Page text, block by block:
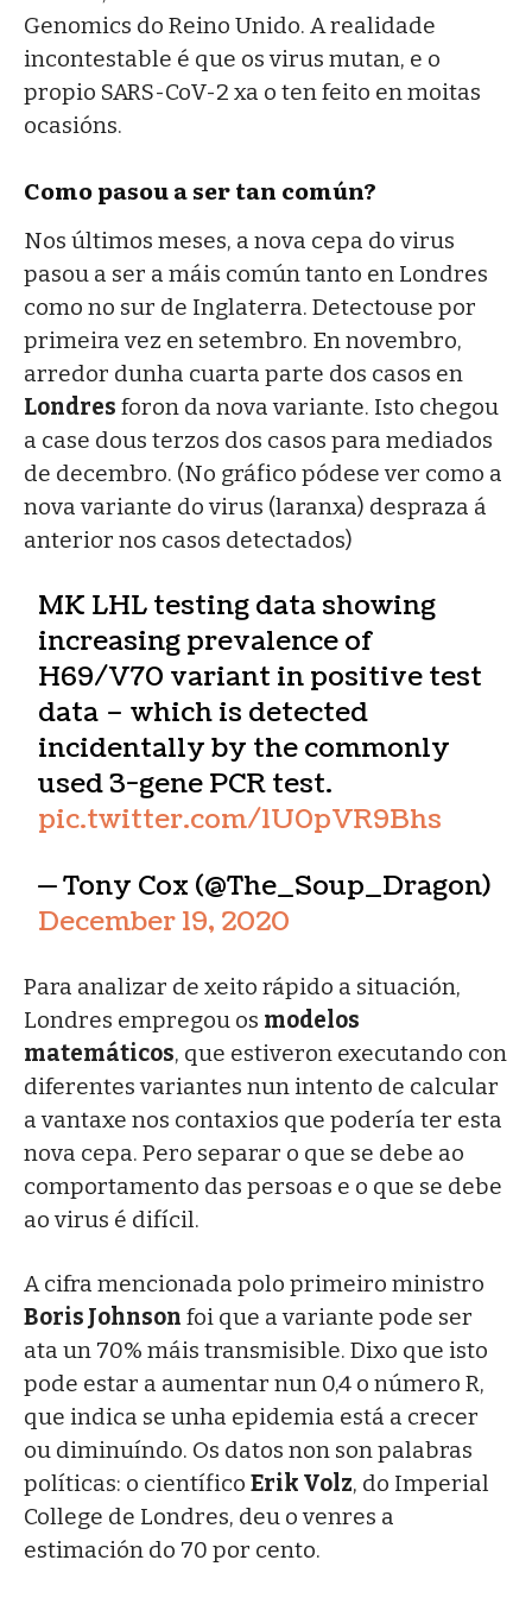
Genomics do Reino Unido. A realidade
incontestable é que os virus mutan, e o
propio SARS-CoV-2 xa o ten feito en moitas
ocasións.
Como pasou a ser tan común?
Nos últimos meses, a nova cepa do virus
pasou a ser a máis común tanto en Londres
como no sur de Inglaterra. Detectouse por
primeira vez en setembro. En novembro,
arredor dunha cuarta parte dos casos en
Londres foron da nova variante. Isto chegou
a case dous terzos dos casos para mediados
de decembro. (No gráfico pódese ver como a
nova variante do virus (laranxa) despraza á
anterior nos casos detectados)
MK LHL testing data showing
increasing prevalence of
H69/V70 variant in positive test
data – which is detected
incidentally by the commonly
used 3-gene PCR test.
pic.twitter.com/1U0pVR9Bhs
— Tony Cox (@The_Soup_Dragon)
December 19, 2020
Para analizar de xeito rápido a situación,
Londres empregou os modelos
matemáticos, que estiveron executando con
diferentes variantes nun intento de calcular
a vantaxe nos contaxios que podería ter esta
nova cepa. Pero separar o que se debe ao
comportamento das persoas e o que se debe
ao virus é difícil.
A cifra mencionada polo primeiro ministro
Boris Johnson foi que a variante pode ser
ata un 70% máis transmisible. Dixo que isto
pode estar a aumentar nun 0,4 o número R,
que indica se unha epidemia está a crecer
ou diminuíndo. Os datos non son palabras
políticas: o científico Erik Volz, do Imperial
College de Londres, deu o venres a
estimación do 70 por cento.